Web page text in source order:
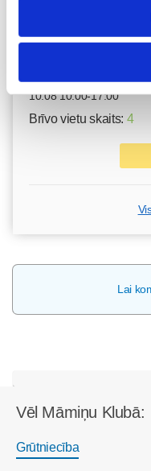
Grūtnieču masāža,
Ķermeņa masāža
10.08 10:00-17:00
Brīvo vietu skaits: 4
Lai
Vēl Māmiņu Klubā:
Grūtniecība